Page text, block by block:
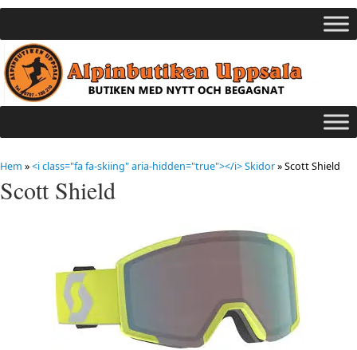
Hem »<i class="fa fa-skiing" aria-hidden="true"></i> Skidor»Scott Shield
Scott Shield